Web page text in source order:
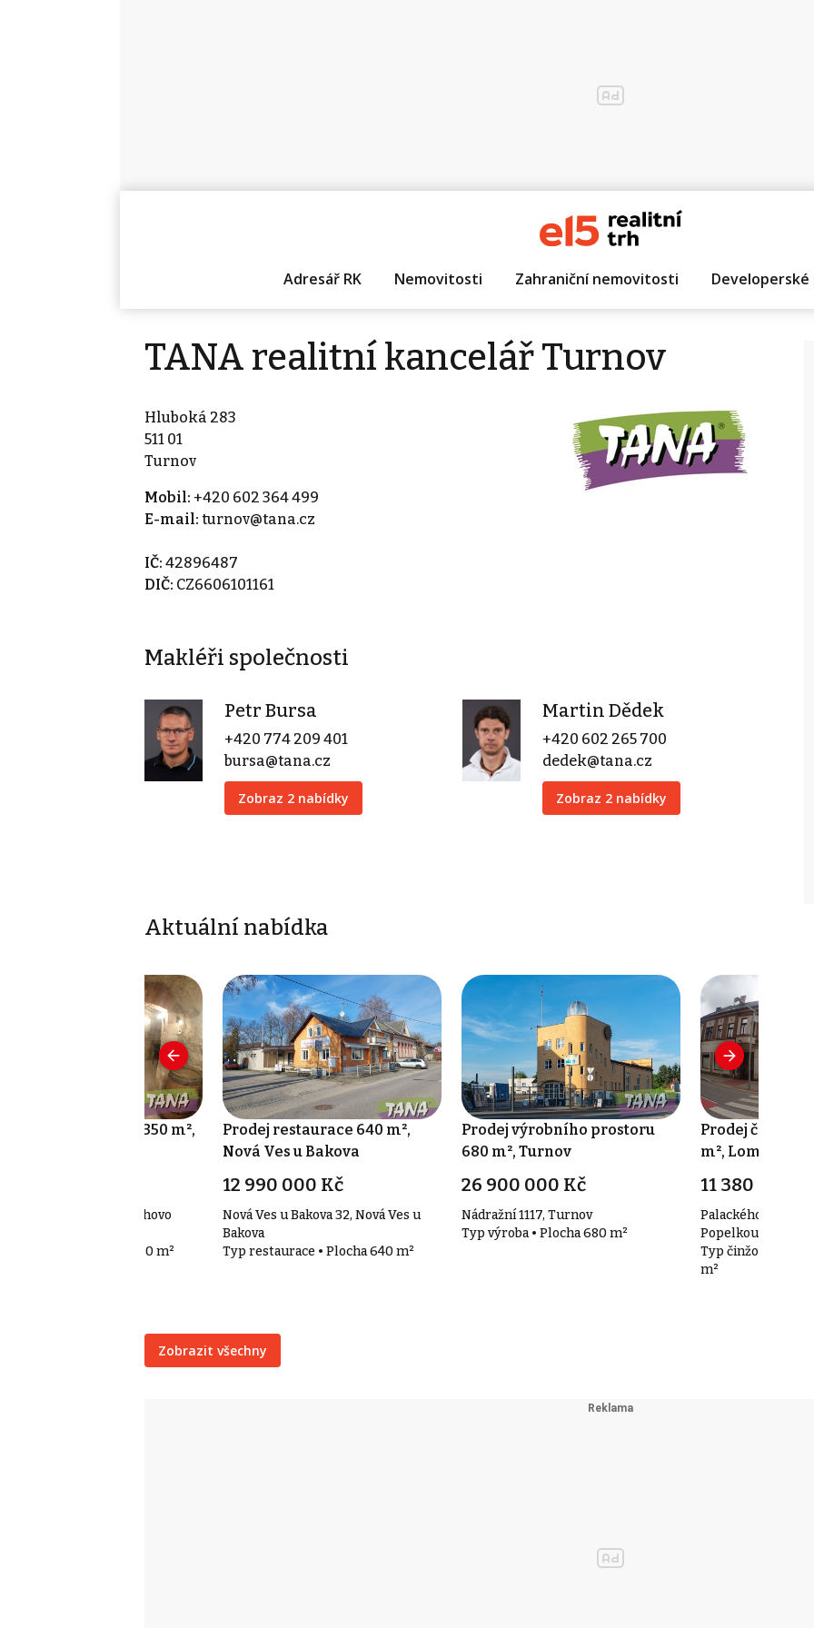
Adresář RK Nemovitosti Zahraniční nemovitosti
TANA realitní kancelář Turnov
Hluboká 283
511 01
Turnov
Mobil: +420 602 364 499
E-mail: turnov@tana.cz
IČ: 42896487
DIČ: CZ6606101161
Makléři společnosti
Petr Bursa
+420 774 209 401
bursa@tana.cz
Zobraz 2 nabídky
Martin Dědek
+420 602 265 700
dedek@tana.cz
Zobraz 2 nabídky
Aktuální nabídka
restaurace 350 m²,
náměstí, Mnichovo
restaurace • Plocha 350 m²
Prodej restaurace 640 m²,
Nová Ves u Bakova
12 990 000 Kč
Nová Ves u Bakova 32, Nová Ves u
Bakova
Typ restaurace • Plocha 640 m²
Prodej výrobního prostoru
680 m², Turnov
26 900 000 Kč
Nádražní 1117, Turnov
Typ výroba • Plocha 680 m²
Prodej
m², Lomnice
11 380 000 Kč
Palackého,
Popelkou
Typ činžovní domy
m²
Zobrazit všechny